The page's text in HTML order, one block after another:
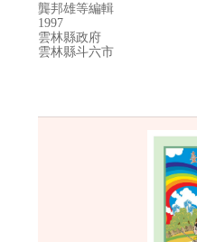
龔邦雄等編輯
1997
雲林縣政府
雲林縣斗六市